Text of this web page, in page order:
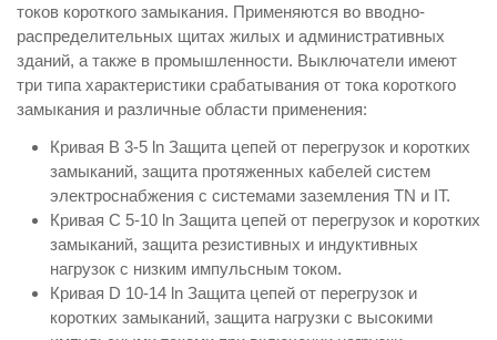
токов короткого замыкания. Применяются во вводно-
распределительных щитах жилых и административных
зданий, а также в промышленности. Выключатели имеют
три типа характеристики срабатывания от тока короткого
замыкания и различные области применения:
Кривая В 3-5 ln Защита цепей от перегрузок и коротких
замыканий, защита протяженных кабелей систем
электроснабжения с системами заземления TN и IT.
Кривая С 5-10 ln Защита цепей от перегрузок и коротких
замыканий, защита резистивных и индуктивных
нагрузок с низким импульсным током.
Кривая D 10-14 ln Защита цепей от перегрузок и
коротких замыканий, защита нагрузки с высокими